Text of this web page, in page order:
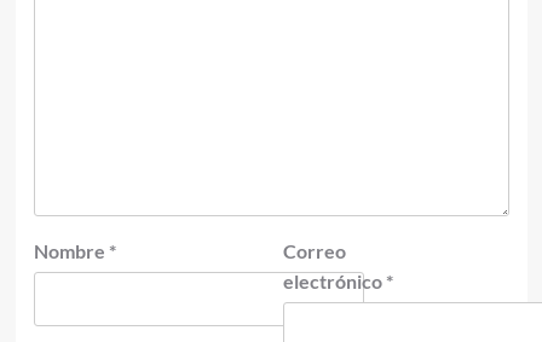
Nombre *
Correo
electrónico *